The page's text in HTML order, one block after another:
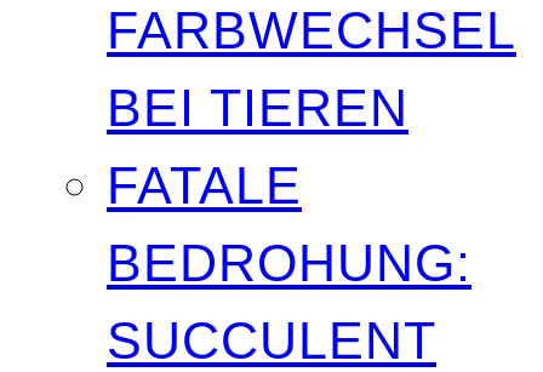
FARBWECHSEL
BEI TIEREN
FATALE
BEDROHUNG:
SUCCULENT